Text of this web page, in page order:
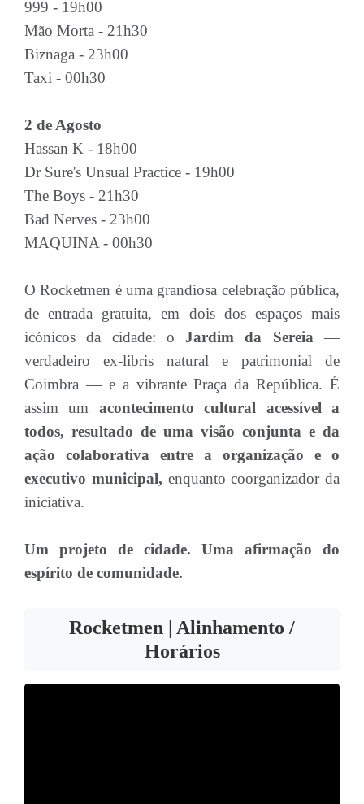
999 - 19h00
Mão Morta - 21h30
Biznaga - 23h00
Taxi - 00h30
2 de Agosto
Hassan K - 18h00
Dr Sure's Unsual Practice - 19h00
The Boys - 21h30
Bad Nerves - 23h00
MAQUINA - 00h30
O Rocketmen é uma grandiosa celebração pública,
de entrada gratuita, em dois dos espaços mais
icónicos da cidade: oJardim da Sereia —
verdadeiro ex-libris natural e patrimonial de
Coimbra — e a vibrante Praça da República. É
assim um acontecimento cultural acessível a
todos, resultado de uma visão conjunta e da
ação colaborativa entre a organização e o
executivo municipal, enquanto coorganizador da
iniciativa.
Um projeto de cidade. Uma afirmação do
espírito de comunidade.
Rocketmen | Alinhamento /
Horários